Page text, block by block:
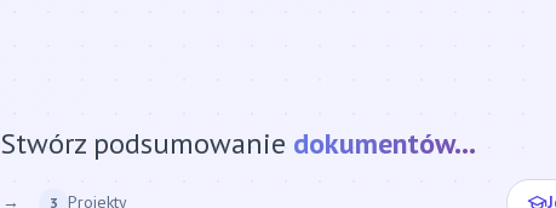
Stwórz podsumowanie strony internetowej...
→ 3 Projekty